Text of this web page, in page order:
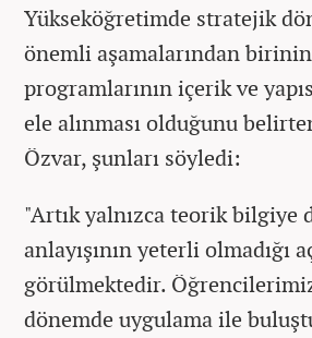
Yükseköğretimde stratejik
önemli aşamalarından
programlarının içerik ve
ele alınması olduğunu
Özvar, şunları söyledi:
"Artık yalnızca teorik bilgiye
anlayışının yeterli olmadığı
görülmektedir.
dönemde uygulama ile